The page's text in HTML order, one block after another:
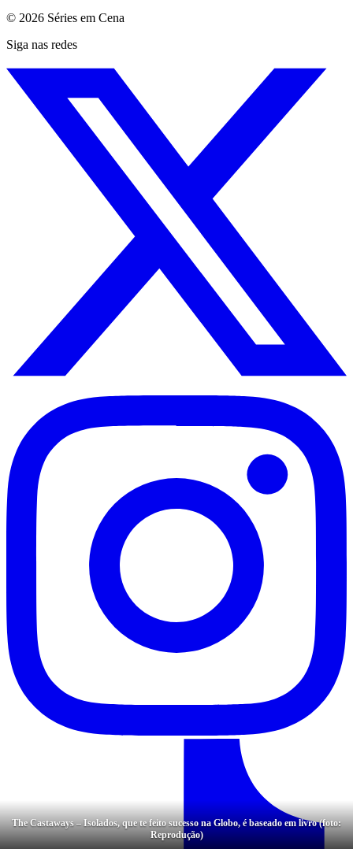
The Castaways – Isolados, que te feito sucesso na Globo, é baseado em livro (foto:
Reprodução)
© 2026 Séries em Cena
Siga nas redes